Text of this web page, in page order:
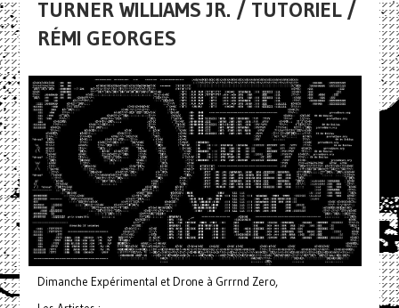
TURNER WILLIAMS JR. / TUTORIEL /
RÉMI GEORGES
Dimanche Expérimental et Drone à Grrrnd Zero,